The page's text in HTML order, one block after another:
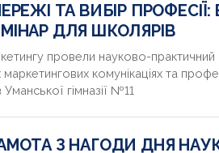
ТА ВИБІР
ДЛЯ ШКОЛЯРІВ
провели науково-практичний
комунікаціях та
гімназії №11
З НАГОДИ ДНЯ